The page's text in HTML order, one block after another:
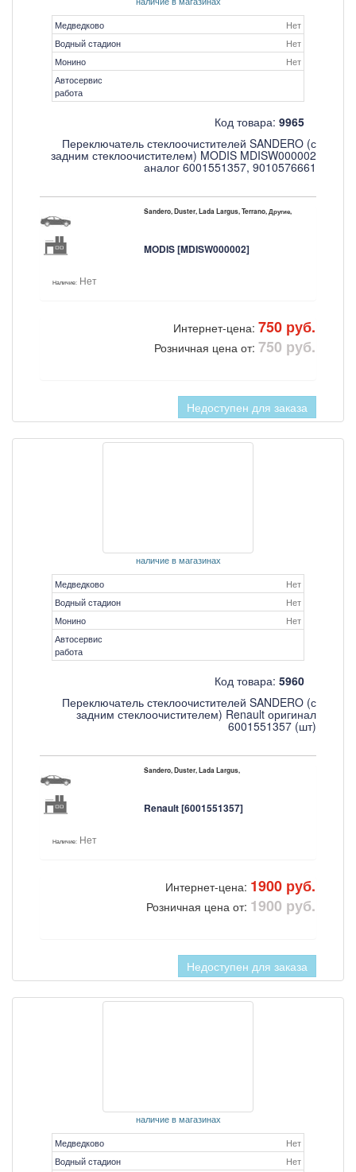
Медведково
Нет
Водный стадион
Нет
Монино
Нет
Автосервис
работа
Код товара: 9965
Переключатель стеклоочистителей SANDERO (с
задним стеклоочистителем) MODIS MDISW000002
аналог 6001551357, 9010576661
Sandero, Duster, Lada Largus, Terrano, Другие,
MODIS [MDISW000002]
Наличие: Нет
Интернет-цена: 750 руб.
Розничная цена от: 750 руб.
Недоступен для заказа
наличие в магазинах
Медведково
Нет
Водный стадион
Нет
Монино
Нет
Автосервис
работа
Код товара: 5960
Переключатель стеклоочистителей SANDERO (с
задним стеклоочистителем) Renault оригинал
6001551357 (шт)
Sandero, Duster, Lada Largus,
Renault [6001551357]
Наличие: Нет
Интернет-цена: 1900 руб.
Розничная цена от: 1900 руб.
Недоступен для заказа
наличие в магазинах
Медведково
Нет
Водный стадион
Нет